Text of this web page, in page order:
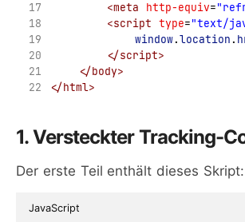
<meta
http-equiv=
<script type="text/
window.location .
</script>
</body>
</html>
1. Versteckter Tracking-
Der erste Teil enthält dieses Skript:
JavaScript